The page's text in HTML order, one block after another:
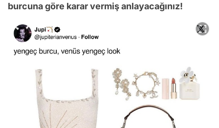
burcuna göre karar vermiş anlayacağınız!